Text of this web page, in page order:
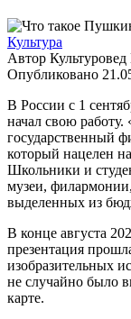
Культура
Автор Культуровед
Опубликовано
В России с 1
начал свою
государственный
который нацелен
Школьники и
музеи,
выделенных из
В конце августа
презентация
изобразительных
не случайно было
карте.